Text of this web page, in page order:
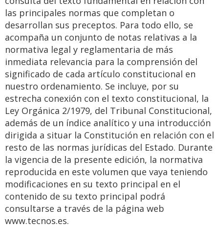
las principales normas que completan o
desarrollan sus preceptos. Para todo ello, se
acompaña un conjunto de notas relativas a la
normativa legal y reglamentaria de más
inmediata relevancia para la comprensión del
significado de cada artículo constitucional en
nuestro ordenamiento. Se incluye, por su
estrecha conexión con el texto constitucional, la
Ley Orgánica 2/1979, del Tribunal Constitucional,
además de un índice analítico y una introducción
dirigida a situar la Constitución en relación con el
resto de las normas jurídicas del Estado. Durante
la vigencia de la presente edición, la normativa
reproducida en este volumen que vaya teniendo
modificaciones en su texto principal en el
contenido de su texto principal podrá
consultarse a través de la página web
www.tecnos.es.